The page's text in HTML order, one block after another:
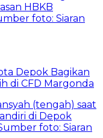
Depok Bagikan
di CFD Margonda